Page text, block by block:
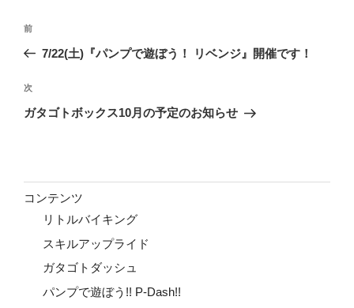
投
ナ
ビ
ゲ
ン
前
の
稿
前
7/22(土)『パンプで遊ぼう！ リベンジ』開催です！
次
の
次
ガタゴトボックス10月の予定のお知らせ
コンテンツ
リトルバイキング
スキルアップライド
ガタゴトダッシュ
パンプで遊ぼう!! P-Dash!!